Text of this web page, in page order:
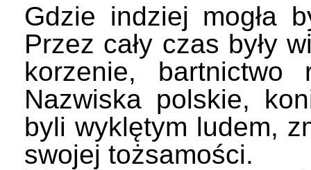
Gdzie indziej mogła
Przez cały czas były
korzenie, bartnictwo
Nazwiska polskie,
byli wyklętym ludem,
swojej tożsamości.